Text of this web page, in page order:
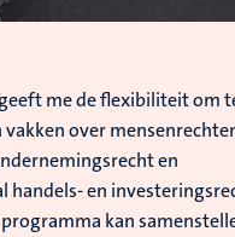
me de flexibiliteit om
vakken over
en
handels- en
kan